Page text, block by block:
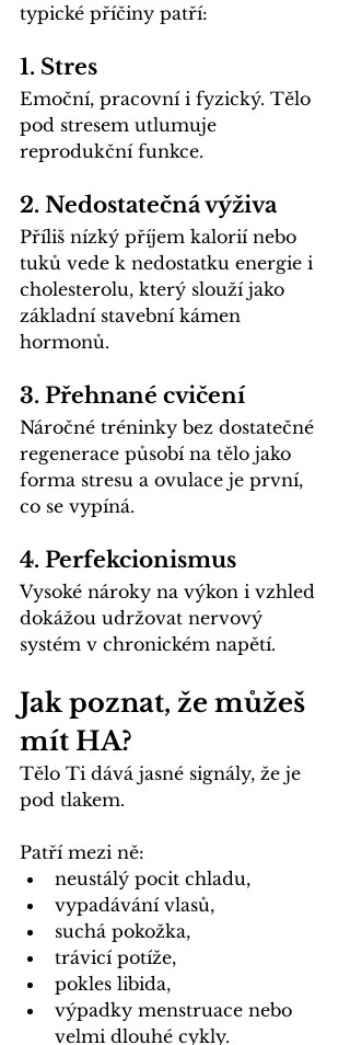
typické příčiny patří:
1. Stres
Emoční, pracovní i fyzický. Tělo
pod stresem utlumuje
reprodukční funkce.
2. Nedostatečná výživa
Příliš nízký příjem kalorií nebo
tuků vede k nedostatku energie i
cholesterolu, který slouží jako
základní stavební kámen
hormonů.
3. Přehnané cvičení
Náročné tréninky bez dostatečné
regenerace působí na tělo jako
forma stresu a ovulace je první,
co se vypíná.
4. Perfekcionismus
Vysoké nároky na výkon i vzhled
dokážou udržovat nervový
systém v chronickém napětí.
Jak poznat, že můžeš
mít HA?
Tělo Ti dává jasné signály, že je
pod tlakem.
Patří mezi ně:
neustálý pocit chladu,
vypadávání vlasů,
suchá pokožka,
trávicí potíže,
pokles libida,
výpadky menstruace nebo
velmi dlouhé cykly.